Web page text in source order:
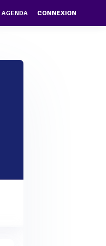
AGENDA CONNEXION